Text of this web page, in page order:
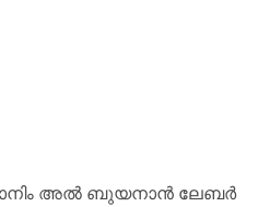
അൽ ബുയനാൻ ലേബർ